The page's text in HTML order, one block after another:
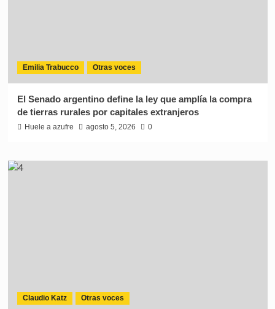
Emilia Trabucco Otras voces
El Senado argentino define la ley que amplía la compra
de tierras rurales por capitales extranjeros
Huele a azufre agosto 5, 2026 0
Claudio Katz Otras voces